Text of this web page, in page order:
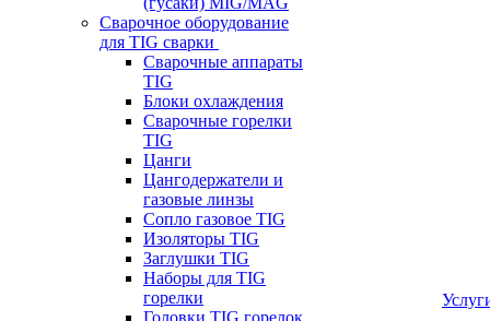
Сварочное оборудование
для TIG сварки
Сварочные аппараты
TIG
Блоки охлаждения
Сварочные горелки
TIG
Цанги
Цангодержатели и
газовые линзы
Сопло газовое TIG
Изоляторы TIG
Заглушки TIG
Наборы для TIG
горелки
Головки TIG горелок